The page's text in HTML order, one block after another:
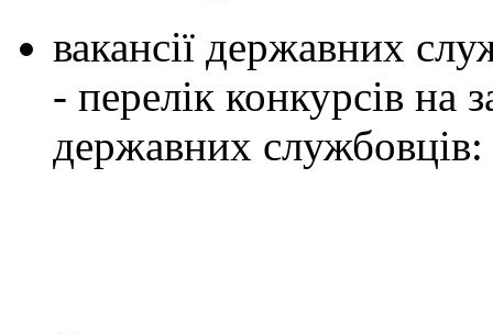
вакансії державних
- перелік конкурсів на
державних службовців: